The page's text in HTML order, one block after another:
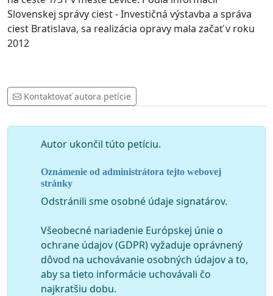
Slovenskej správy ciest - Investičná výstavba a správa
ciest Bratislava, sa realizácia opravy mala začať v roku
2012
Kontaktovať autora petície
Autor ukončil túto petíciu.
Oznámenie od administrátora tejto webovej
stránky
Odstránili sme osobné údaje signatárov.
Všeobecné nariadenie Európskej únie o
ochrane údajov (GDPR) vyžaduje oprávnený
dôvod na uchovávanie osobných údajov a to,
aby sa tieto informácie uchovávali čo
najkratšiu dobu.